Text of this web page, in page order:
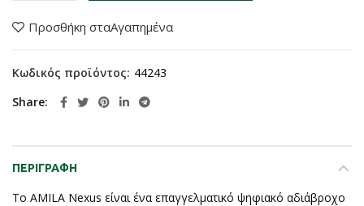
Προσθήκη σταΑγαπημένα
Κωδικός προϊόντος: 44243
Share
ΠΕΡΙΓΡΑΦΉ
Το AMILA Nexus είναι ένα επαγγελματικό ψηφιακό αδιάβροχο